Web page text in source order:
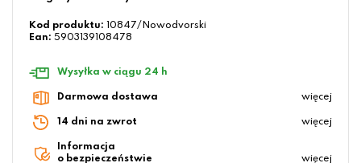
Kod produktu:
10847/Nowodvorski
Ean: 5903139108478
Wysyłka w ciągu 24 h
Darmowa dostawa więcej
14 dni na zwrot więcej
Informacja
o bezpieczeństwie
więcej